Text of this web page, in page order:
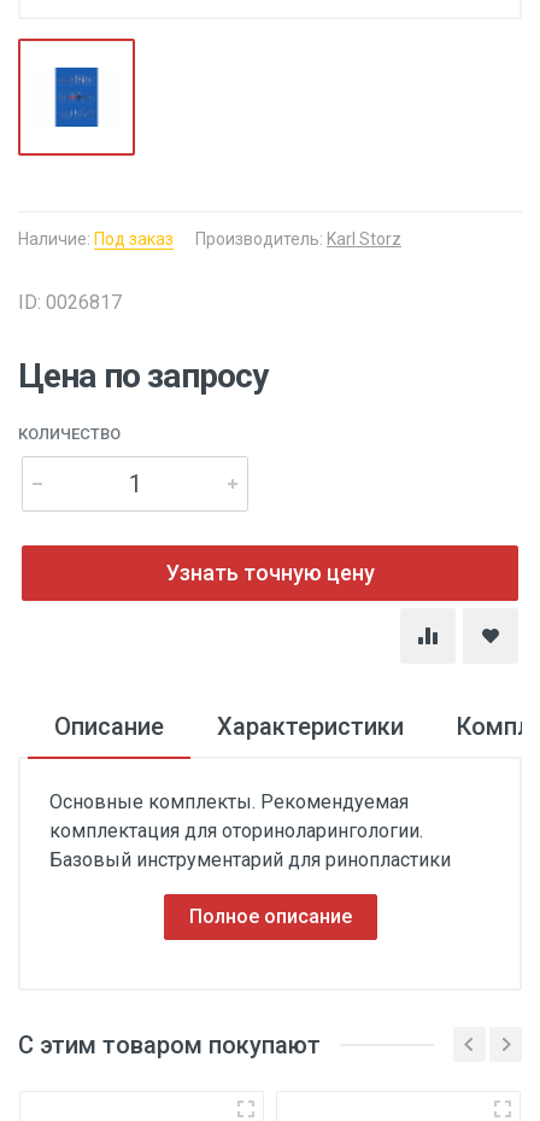
Наличие: Под заказ Производитель: Karl Storz
ID: 0026817
Цена по запросу
КОЛИЧЕСТВО
Узнать точную цену
Описание Характеристики
Основные комплекты. Рекомендуемая
комплектация для оториноларингологии.
Базовый инструментарий для ринопластики
Полное описание
С этим товаром покупают